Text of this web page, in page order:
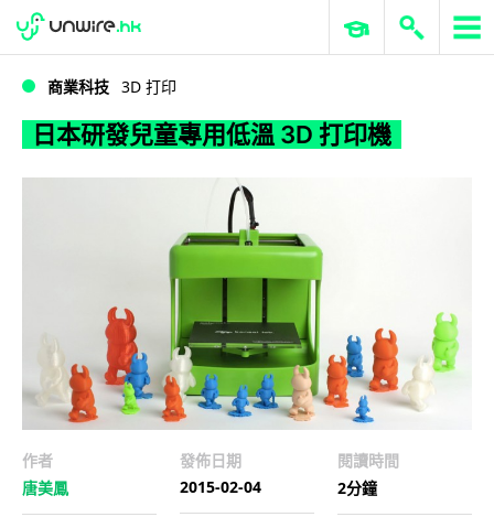
日本研發兒童專用低溫 3D 打印機
WWDC 2026 ERP 與商業 AI
商業科技 3D 打印
日本研發兒童專用低溫 3D 打印機
作者
唐美鳳
發佈日期
2015-02-04
閱讀時間
2分鐘